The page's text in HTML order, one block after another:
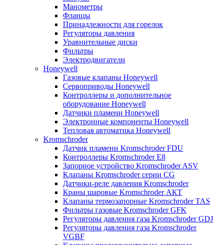
Манометры
Фланцы
Принадлежности для горелок
Регуляторы давления
Уравнительные диски
Фильтры
Электродвигатели
Honeywell
Газовые клапаны Honeywell
Сервоприводы Honeywell
Контроллеры и дополнительное
оборудование Honeywell
Датчики пламени Honeywell
Электронные компоненты Honeywell
Тепловая автоматика Honeywell
Kromschroder
Датчик пламени Kromschroder FDU
Контроллеры Kromschroder E8
Запорное устройство Kromschroder ASV
Клапаны Kromschroder серии CG
Датчики-реле давления Kromschroder
Краны шаровые Kromschroder АКТ
Клапаны термозапорные Kromschroder TAS
Фильтры газовые Kromschroder GFK
Регуляторы давления газа Kromschroder GDJ
Регуляторы давления газа Kromschroder
VGBF